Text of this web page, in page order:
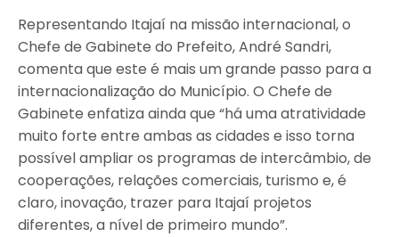
Representando Itajaí na missão internacional, o
Chefe de Gabinete do Prefeito, André Sandri,
comenta que este é mais um grande passo para a
internacionalização do Município. O Chefe de
Gabinete enfatiza ainda que “há uma atratividade
muito forte entre ambas as cidades e isso torna
possível ampliar os programas de intercâmbio, de
cooperações, relações comerciais, turismo e, é
claro, inovação, trazer para Itajaí projetos
diferentes, a nível de primeiro mundo”.